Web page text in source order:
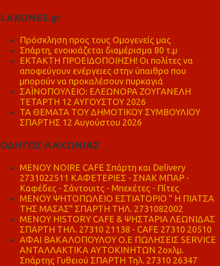
LAKONES.gr
Πρόσκληση προς τους Ομογενείς μας
Σπάρτη, ενοικιάζεται διαμέρισμα 80 τ.μ
ΕΚΤΑΚΤΗ ΠΡΟΕΙΔΟΠΟΙΗΣΗ! Οι πολίτες να
αποφεύγουν ενέργειες στην ύπαιθρο που
μπορούν να προκαλέσουν πυρκαγιά
ΣΑΪΝΟΠΟΥΛΕΙΟ: ΕΛΕΩΝΟΡΑ ΖΟΥΓΑΝΕΛΗ
ΤΕΤΑΡΤΗ 12 ΑΥΓΟΥΣΤΟΥ 2026
ΤΑ ΘΕΜΑΤΑ ΤΟΥ ΔΗΜΟΤΙΚΟΥ ΣΥΜΒΟΥΛΙΟΥ
ΣΠΑΡΤΗΣ 12 Αυγούστου 2026
ΟΔΗΓΟΣ ΛΑΚΩΝΙΑΣ
MENOY NOIRE CAFE Σπάρτη και Delivery
2731022511 ΚΑΦΕΤΕΡΙΕΣ - ΣΝΑΚ ΜΠΑΡ -
Καφέδες - Σάντουιτς - Μπεκέτες - Πίτες
ΜΕΝΟΥ ΨΗΤΟΠΩΛΕΙΟ ΕΣΤΙΑΤΟΡΙΟ " Η ΠΙΑΤΣΑ
ΤΗΣ ΜΑΣΑΣ" ΣΠΑΡΤΗ ΤΗΛ. 2731082002
ΜΕΝΟΥ HISTORY CAFE & ΨΗΣΤΑΡΙΑ ΛΕΩΝΙΔΑΣ
ΣΠΑΡΤΗ ΤΗΛ. 27310 21138 - CAFE 27310 20510
ΑΦΑΙ ΒΑΚΑΛΟΠΟΥΛΟΥ Ο.Ε ΠΩΛΗΣΕΙΣ SERVICE
ΑΝΤΑΛΛΑΚΤΙΚΑ ΑΥΤΟΚΙΝΗΤΩΝ 2οχλμ.
Σπάρτης Γυθειού ΣΠΑΡΤΗ Τηλ. 27310 26347